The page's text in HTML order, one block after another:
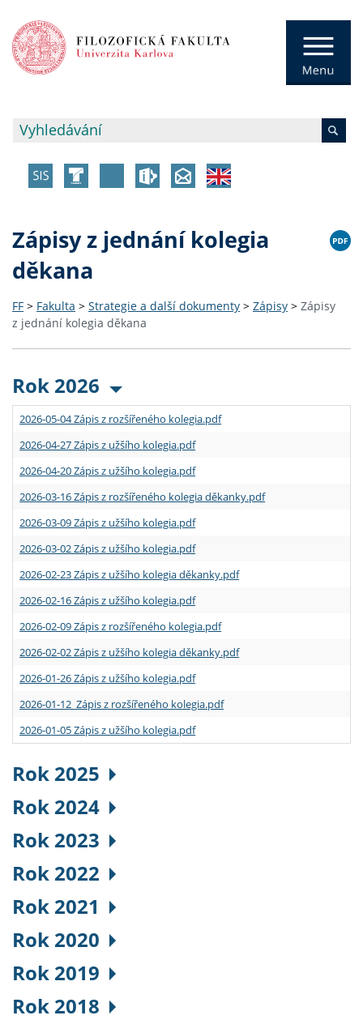
Zápisy z jednání kolegia
děkana
FF > Fakulta > Strategie a další dokumenty > Zápisy > Zápisy
z jednání kolegia děkana
Rok 2026
2026-05-04 Zápis z rozšířeného kolegia.pdf
2026-04-27 Zápis z užšího kolegia.pdf
2026-04-20 Zápis z užšího kolegia.pdf
2026-03-16 Zápis z rozšířeného kolegia děkanky.pdf
2026-03-09 Zápis z užšího kolegia.pdf
2026-03-02 Zápis z užšího kolegia.pdf
2026-02-23 Zápis z užšího kolegia děkanky.pdf
2026-02-16 Zápis z užšího kolegia.pdf
2026-02-09 Zápis z rozšířeného kolegia.pdf
2026-02-02 Zápis z užšího kolegia děkanky.pdf
2026-01-26 Zápis z užšího kolegia.pdf
2026-01-12 Zápis z rozšířeného kolegia.pdf
2026-01-05 Zápis z užšího kolegia.pdf
Rok 2025
Rok 2024
Rok 2023
Rok 2022
Rok 2021
Rok 2020
Rok 2019
Rok 2018